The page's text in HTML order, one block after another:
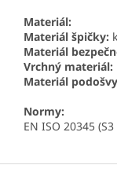
Materiál:
Materiál špičky:
Materiál
Vrchný materiál:
Materiál
Normy:
EN ISO 20345 (S3
Z